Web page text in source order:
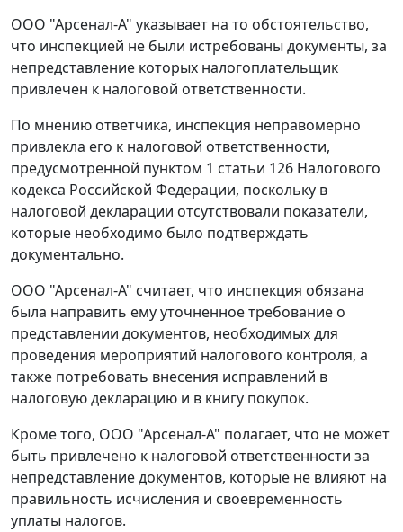
ООО "Арсенал-А" указывает на то обстоятельство,
что инспекцией не были истребованы документы, за
непредставление которых налогоплательщик
привлечен к налоговой ответственности.
По мнению ответчика, инспекция неправомерно
привлекла его к налоговой ответственности,
предусмотренной пунктом 1 статьи 126 Налогового
кодекса Российской Федерации, поскольку в
налоговой декларации отсутствовали показатели,
которые необходимо было подтверждать
документально.
ООО "Арсенал-А" считает, что инспекция обязана
была направить ему уточненное требование о
представлении документов, необходимых для
проведения мероприятий налогового контроля, а
также потребовать внесения исправлений в
налоговую декларацию и в книгу покупок.
Кроме того, ООО "Арсенал-А" полагает, что не может
быть привлечено к налоговой ответственности за
непредставление документов, которые не влияют на
правильность исчисления и своевременность
уплаты налогов.